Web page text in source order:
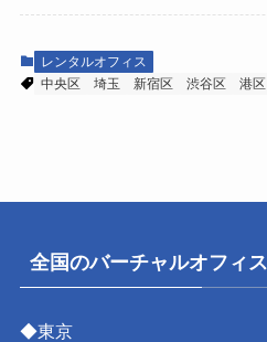
レンタルオフィス
中央区
埼玉 新宿区 渋谷区 港区
全国のバーチャルオフィス
◆東京